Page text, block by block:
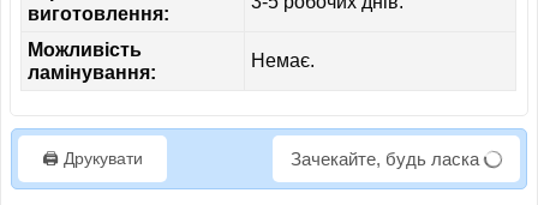
виготовлення:
Можливість
ламінування:
Немає.
🖨️ Друкувати Зачекайте, будь ласка